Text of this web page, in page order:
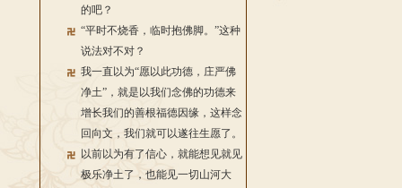
的吧？
“平时不烧香，临时抱佛脚。”这种
说法对不对？
我一直以为“愿以此功德，庄严佛
净土”，就是以我们念佛的功德来
增长我们的善根福德因缘，这样念
回向文，我们就可以遂往生愿了。
以前以为有了信心，就能想见就见
极乐净土了，也能见一切山河大